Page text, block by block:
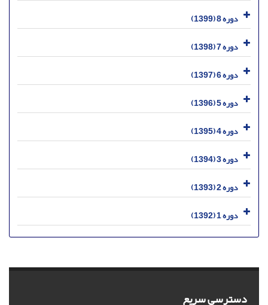
دوره 8 (1399)
دوره 7 (1398)
دوره 6 (1397)
دوره 5 (1396)
دوره 4 (1395)
دوره 3 (1394)
دوره 2 (1393)
دوره 1 (1392)
دسترسی سریع